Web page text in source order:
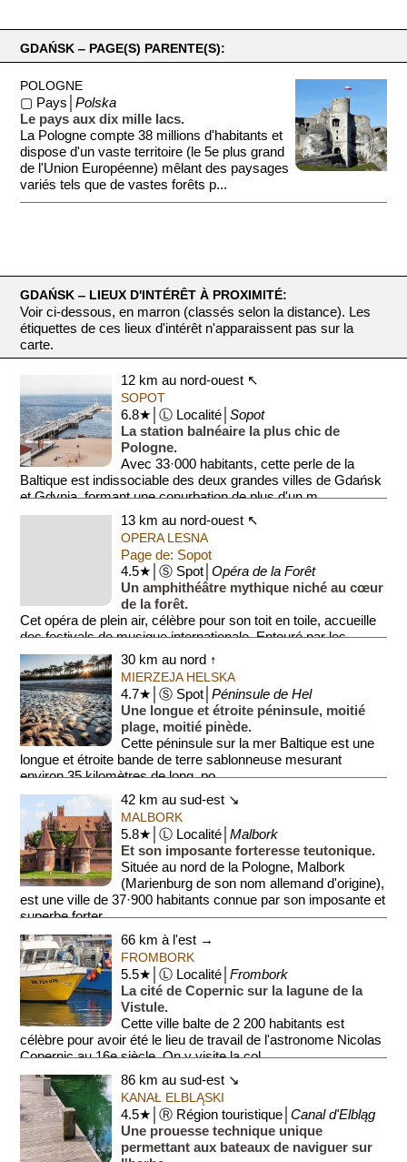
GDAŃSK ‒ PAGE(S) PARENTE(S):
POLOGNE
▢ Pays│Polska
Le pays aux dix mille lacs.
La Pologne compte 38 millions d'habitants et
dispose d'un vaste territoire (le 5e plus grand
de l'Union Européenne) mêlant des paysages
variés tels que de vastes forêts p...
GDAŃSK ‒ LIEUX D'INTÉRÊT À PROXIMITÉ:
Voir ci-dessous, en marron (classés selon la distance). Les
étiquettes de ces lieux d'intérêt n'apparaissent pas sur la
carte.
12 km au nord-ouest ↖
SOPOT
6.8★│Ⓛ Localité│Sopot
La station balnéaire la plus chic de
Pologne.
Avec 33·000 habitants, cette perle de la
Baltique est indissociable des deux grandes villes de Gdańsk
et Gdynia, formant une conurbation de plus d'un m...
13 km au nord-ouest ↖
OPERA LESNA
Page de: Sopot
4.5★│Ⓢ Spot│Opéra de la Forêt
Un amphithéâtre mythique niché au cœur
de la forêt.
Cet opéra de plein air, célèbre pour son toit en toile, accueille
des festivals de musique internationale. Entouré par les
collines boisées, ...30 km au nord ↑
MIERZEJA HELSKA
4.7★│Ⓢ Spot│Péninsule de Hel
Une longue et étroite péninsule, moitié
plage, moitié pinède.
Cette péninsule sur la mer Baltique est une
longue et étroite bande de terre sablonneuse mesurant
environ 35 kilomètres de long, po...
42 km au sud-est ↘
MALBORK
5.8★│Ⓛ Localité│Malbork
Et son imposante forteresse teutonique.
Située au nord de la Pologne, Malbork
(Marienburg de son nom allemand d'origine),
est une ville de 37·900 habitants connue par son imposante et
superbe forter...
66 km à l'est →
FROMBORK
5.5★│Ⓛ Localité│Frombork
La cité de Copernic sur la lagune de la
Vistule.
Cette ville balte de 2 200 habitants est
célèbre pour avoir été le lieu de travail de l'astronome Nicolas
Copernic au 16e siècle. On y visite la col...
86 km au sud-est ↘
KANAŁ ELBLĄSKI
4.5★│Ⓡ Région touristique│Canal d'Elbląg
Une prouesse technique unique
permettant aux bateaux de naviguer sur